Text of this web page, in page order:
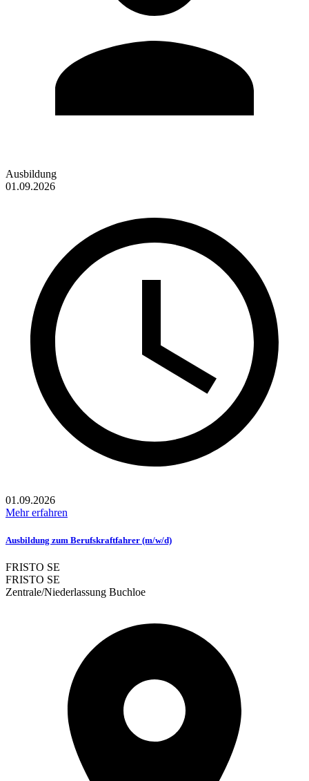
Ausbildung
01.09.2026
01.09.2026
Mehr erfahren
Ausbildung zum Berufskraftfahrer (m/w/d)
FRISTO SE
FRISTO SE
Zentrale/Niederlassung Buchloe